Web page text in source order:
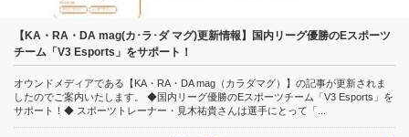
【KA・RA・DA mag(カ･ラ･ダ マグ)更新情報】国内リーグ優勝のEスポーツ
チーム「V3 Esports」をサポート！
オウンドメディアである【KA・RA・DA mag（カラダマグ）】の記事が更新されま
したのでご案内いたします。 ◆国内リーグ優勝のEスポーツチーム「V3 Esports」を
サポート！◆ スポーツトレーナー・見木祐貴さんは選手にとって「...